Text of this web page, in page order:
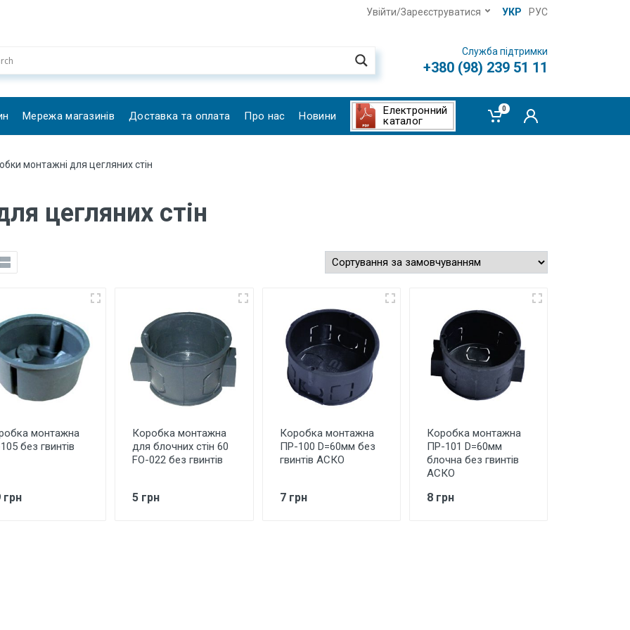
Увійти/Зареєструватися УКР РУС
Служба підтримки
+380 (98) 239 51 11
Мережа магазинів Доставка та оплата Про нас Новини
Електронний
каталог
0
монтажні для цегляних стін
цегляних стін
монтажна
без гвинтів
грн
Коробка монтажна
для блочних стін 60
FO-022 без гвинтів
5 грн
Коробка монтажна
ПР-100 D=60мм без
гвинтів АСКО
7 грн
Коробка монтажна
ПР-101 D=60мм
блочна без гвинтів
АСКО
8 грн